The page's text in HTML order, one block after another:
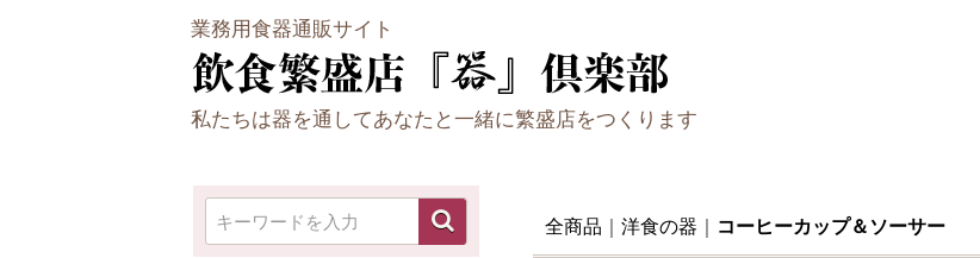
業務用食器通販サイト
私たちは器を通してあなたと一緒に繁盛店をつくります
全商品 洋食の器 コーヒーカップ＆ソーサー